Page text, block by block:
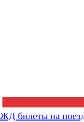
ЖД билеты на